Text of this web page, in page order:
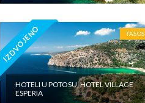
IZDVOJENO TASOS
HOTELI U POTOSU, HOTEL VILLAGE
ESPERIA